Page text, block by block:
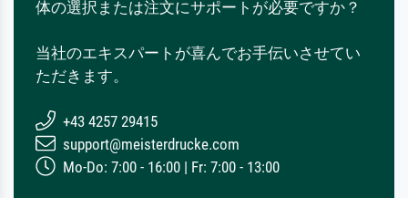
体の選択または注文にサポートが必要ですか？
当社のエキスパートが喜んでお手伝いさせてい
ただきます。
+43 4257 29415
support@meisterdrucke.com
Mo-Do: 7:00 - 16:00 | Fr: 7:00 - 13:00